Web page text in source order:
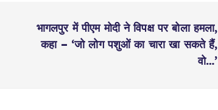
भागलपुर में पीएम मोदी ने विपक्ष पर बोला हमला,
कहा – ‘जो लोग पशुओं का चारा खा सकते हैं,
वो…’